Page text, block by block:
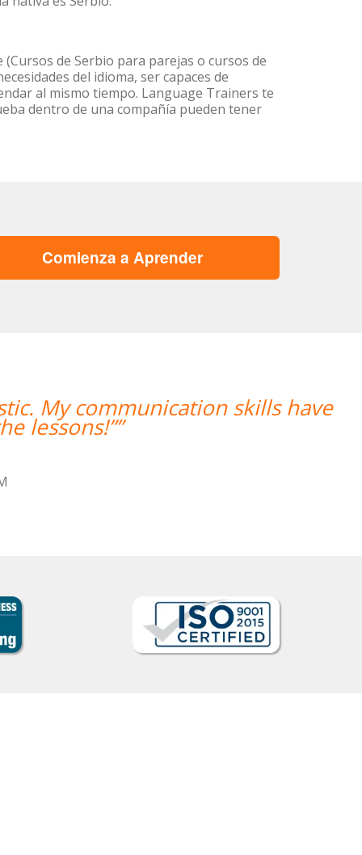
de Serbio para parejas o cursos de
del idioma, ser capaces de
al mismo tiempo. Language Trainers te
dentro de una compañía pueden tener
Comienza a Aprender
“”Hemos realizado nuestra
mujer encantadora, que